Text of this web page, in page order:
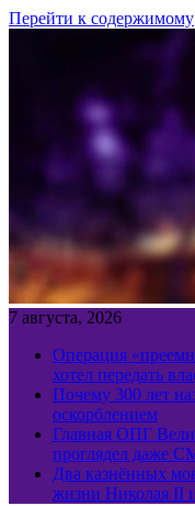
Перейти к содержимому
7 августа, 2026
Операция
хотел передать
Почему 300 лет
оскорблением
Главная ОПГ
проглядел даже
Два казнённых
жизни Николая II